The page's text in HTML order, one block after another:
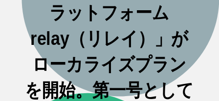
ラットフォーム
relay（リレイ）」が
ローカライズプラン
を開始。第一号として